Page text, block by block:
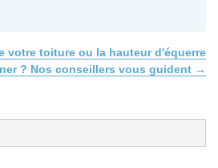
votre toiture ou la hauteur d'équerre
? Nos conseillers vous guident →